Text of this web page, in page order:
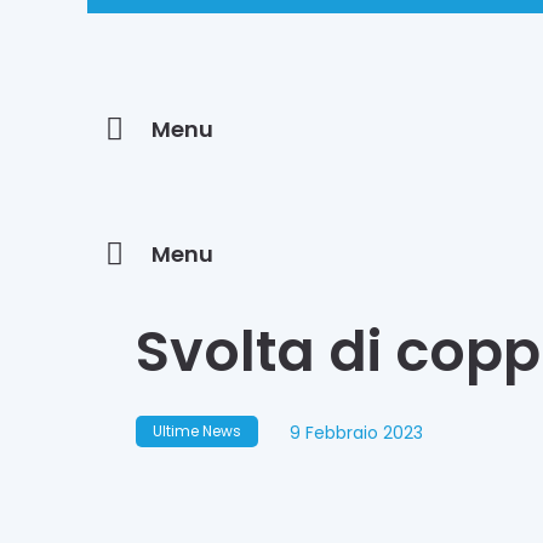
Menu
Menu
Svolta di
Ultime News 9 Febbraio 2023